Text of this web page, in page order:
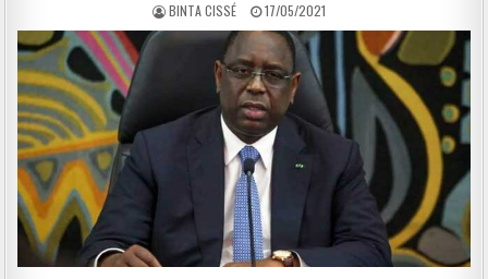
BINTA CISSÉ 17/05/2021